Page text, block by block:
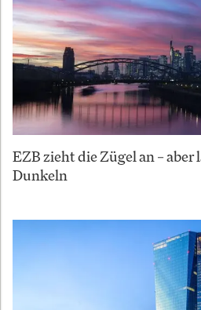
EZB zieht die Zügel an –
Dunkeln